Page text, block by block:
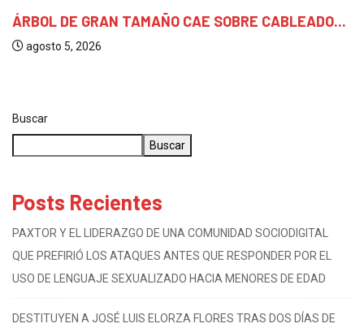
ÁRBOL DE GRAN TAMAÑO CAE SOBRE CABLEADO...
agosto 5, 2026
Buscar
Buscar
Posts Recientes
PAXTOR Y EL LIDERAZGO DE UNA COMUNIDAD SOCIODIGITAL
QUE PREFIRIÓ LOS ATAQUES ANTES QUE RESPONDER POR EL
USO DE LENGUAJE SEXUALIZADO HACIA MENORES DE EDAD
DESTITUYEN A JOSÉ LUIS ELORZA FLORES TRAS DOS DÍAS DE